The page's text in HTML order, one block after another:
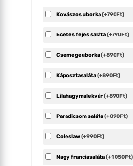
Kovászos uborka(+790Ft)
Ecetes fejes saláta(+790Ft)
Csemegeuborka(+890Ft)
Káposztasaláta(+890Ft)
Lilahagymalekvár(+890Ft)
Paradicsom saláta(+890Ft)
Coleslaw(+990Ft)
Nagy franciasaláta(+1 050Ft)